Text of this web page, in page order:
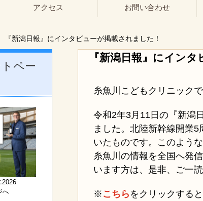
アクセス お問い合わせ
『新潟日報』にインタビューが掲載されました！
『新潟日報』にインタ
糸魚川こどもクリニックで
令和2年3月11日の『新潟
ました。北陸新幹線開業
いたものです。このよう
糸魚川の情報を全国へ発
います方は、是非、ご一
※ こちら をクリックする
ペー
2026
へ